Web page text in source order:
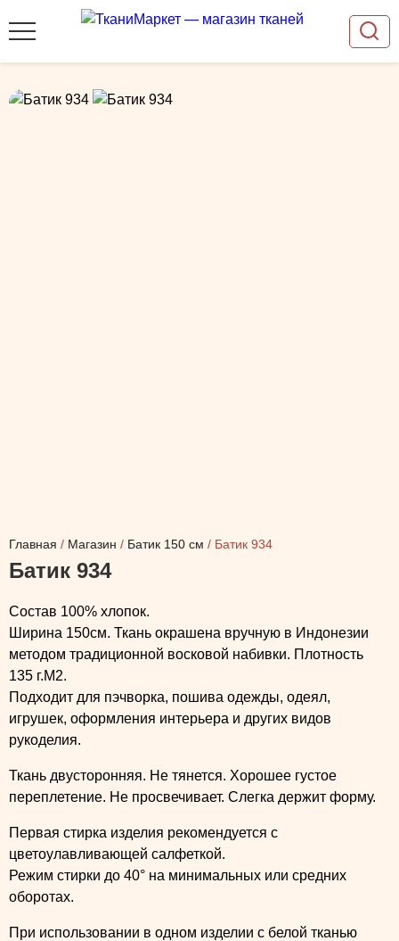
Главная / Магазин / Батик 150 см / Батик 934
Батик 934
Состав 100% хлопок.
Ширина 150см. Ткань окрашена вручную в Индонезии
методом традиционной восковой набивки. Плотность
135 г.М2.
Подходит для пэчворка, пошива одежды, одеял,
игрушек, оформления интерьера и других видов
рукоделия.
Ткань двусторонняя. Не тянется. Хорошее густое
переплетение. Не просвечивает. Слегка держит форму.
Первая стирка изделия рекомендуется с
цветоулавливающей салфеткой.
Режим стирки до 40° на минимальных или средних
оборотах.
При использовании в одном изделии с белой тканью